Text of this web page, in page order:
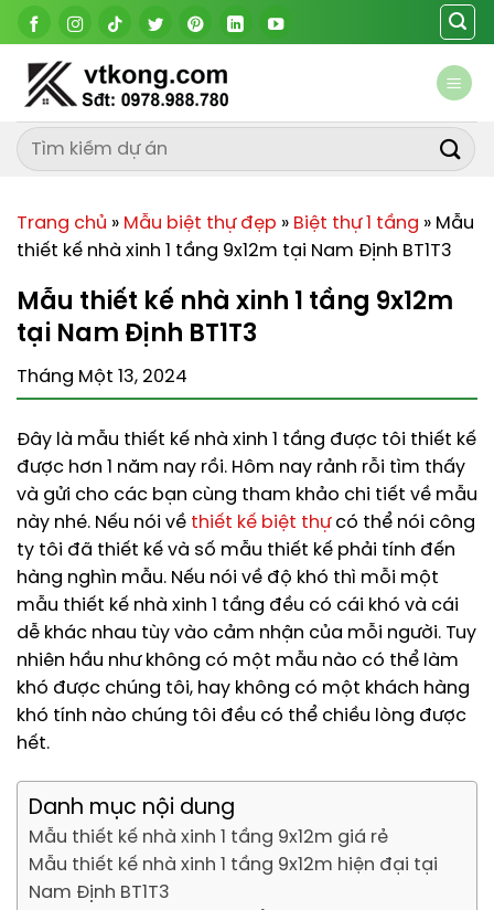
Chuyển
đến
dung
Trang chủ » Mẫu biệt thự đẹp » Biệt thự 1 tầng » Mẫu
thiết kế nhà xinh 1 tầng 9x12m tại Nam Định BT1T3
Mẫu thiết kế nhà xinh 1 tầng 9x12m
tại Nam Định BT1T3
Tháng Một 13, 2024
Đây là mẫu thiết kế nhà xinh 1 tầng được tôi thiết kế
được hơn 1 năm nay rồi. Hôm nay rảnh rỗi tìm thấy
và gửi cho các bạn cùng tham khảo chi tiết về mẫu
này nhé. Nếu nói về thiết kế biệt thựcó thể nói công
ty tôi đã thiết kế và số mẫu thiết kế phải tính đến
hàng nghìn mẫu. Nếu nói về độ khó thì mỗi một
mẫu thiết kế nhà xinh 1 tầng đều có cái khó và cái
dễ khác nhau tùy vào cảm nhận của mỗi người. Tuy
nhiên hầu như không có một mẫu nào có thể làm
khó được chúng tôi, hay không có một khách hàng
khó tính nào chúng tôi đều có thể chiều lòng được
hết.
Danh mục nội dung
Mẫu thiết kế nhà xinh 1 tầng 9x12m giá rẻ
Mẫu thiết kế nhà xinh 1 tầng 9x12m hiện đại tại
Nam Định BT1T3